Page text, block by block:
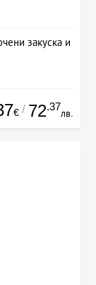
закуска и
€ / 72.37
лв.